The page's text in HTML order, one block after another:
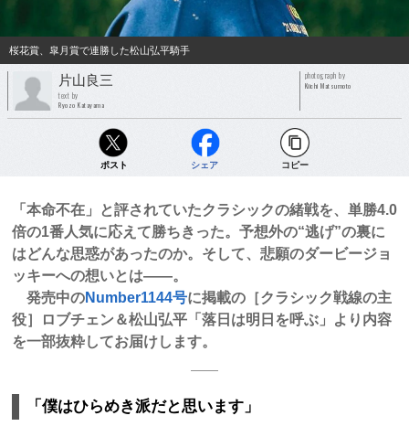
桜花賞、皐月賞で連勝した松山弘平騎手
片山良三
text by
Ryozo Katayama
photograph by
Kiichi Matsumoto
ポスト シェア コピー
「本命不在」と評されていたクラシックの緒戦を、単勝4.0
倍の1番人気に応えて勝ちきった。予想外の“逃げ”の裏に
はどんな思惑があったのか。そして、悲願のダービージョ
ッキーへの想いとは――。
発売中のNumber1144号に掲載の［クラシック戦線の主
役］ロブチェン＆松山弘平「落日は明日を呼ぶ」より内容
を一部抜粋してお届けします。
「僕はひらめき派だと思います」